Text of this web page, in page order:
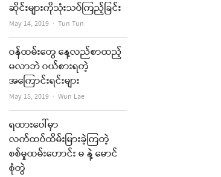
ဆိုင်းများကိုသုံးသပ်ကြည့်ခြင်း
May 14, 2019 Author
Tun Tun
ဝန်ထမ်းတွေ နေ့လည်စာထည့်
မလာဘဲ ဝယ်စားရတဲ့
အကြောင်းရင်းများ
May 15, 2019 Author
Wun Lae
ရထားပေါ်မှာ
လက်ထပ်ထိမ်းမြားခဲ့ကြတဲ့
စစ်မှုထမ်းဟောင်း မ နဲ့ မောင်
စုံတွဲ